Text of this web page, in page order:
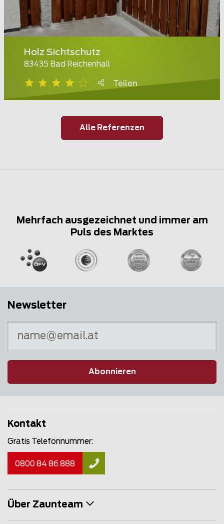
Holz Sichtschutz
83435 Bad Reichenhall
Teilen
Alle Referenzen
Mehrfach ausgezeichnet und immer am
Puls des Marktes
Newsletter
Abonnieren
Kontakt
Gratis Telefonnummer:
0800 84 86 888
Über Zaunteam